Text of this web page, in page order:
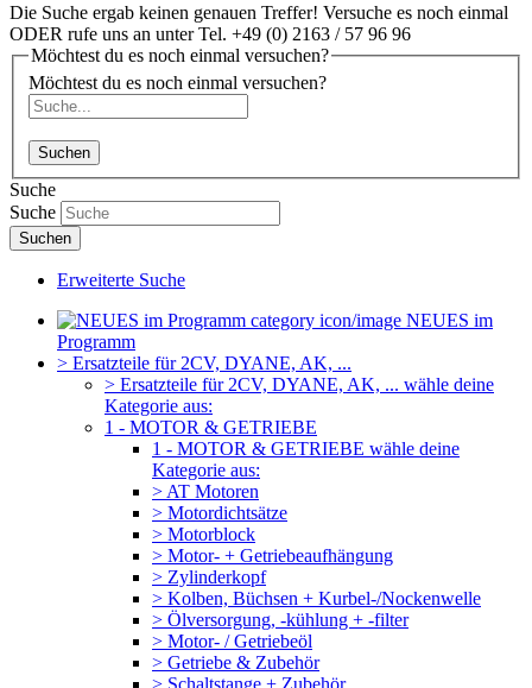
Die Suche ergab keinen genauen Treffer! Versuche es noch einmal
ODER rufe uns an unter Tel. +49 (0) 2163 / 57 96 96
Möchtest du es noch einmal versuchen?
Möchtest du es noch einmal versuchen?
Suchen
Suche
Suche
Suchen
Erweiterte Suche
NEUES im
Programm
> Ersatzteile für 2CV, DYANE, AK, ...
> Ersatzteile für 2CV, DYANE, AK, ... wähle deine
Kategorie aus:
1 - MOTOR & GETRIEBE
1 - MOTOR & GETRIEBE wähle deine
Kategorie aus:
> AT Motoren
> Motordichtsätze
> Motorblock
> Motor- + Getriebeaufhängung
> Zylinderkopf
> Kolben, Büchsen + Kurbel-/Nockenwelle
> Ölversorgung, -kühlung + -filter
> Motor- / Getriebeöl
> Getriebe & Zubehör